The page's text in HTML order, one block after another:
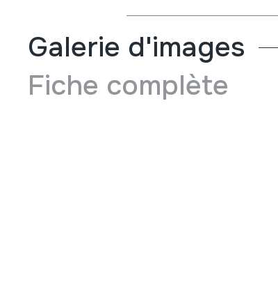
Galerie d'images
Fiche complète